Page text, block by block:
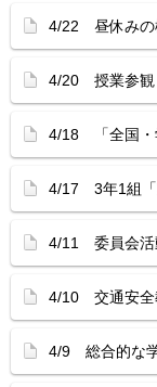
4/22 昼休みの
4/20 授業参観
4/18 「全国・
4/17 3年1組「
4/11 委員会活
4/10 交通安全
4/9 総合的な